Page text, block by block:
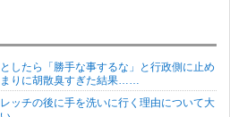
したら「勝手な事するな」と行政側に止め
まりに胡散臭すぎた結果……
ッチの後に手を洗いに行く理由について大